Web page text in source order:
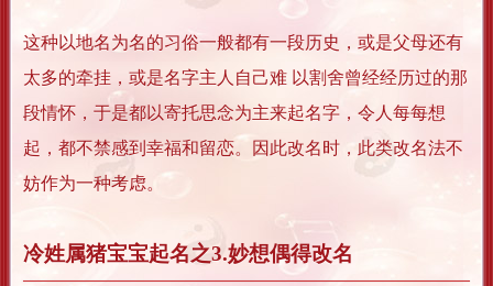
这种以地名为名的习俗一般都有一段历史，或是父母还有
太多的牵挂，或是名字主人自己难 以割舍曾经经历过的那
段情怀，于是都以寄托思念为主来起名字，令人每每想
起，都不禁感到幸福和留恋。因此改名时，此类改名法不
妨作为一种考虑。
冷姓属猪宝宝起名之3.妙想偶得改名